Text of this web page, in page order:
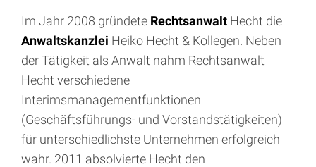
Im Jahr 2008 gründete Rechtsanwalt Hecht die
Anwaltskanzlei Heiko Hecht & Kollegen. Neben
der Tätigkeit als Anwalt nahm Rechtsanwalt
Hecht verschiedene
Interimsmanagementfunktionen
(Geschäftsführungs- und Vorstandstätigkeiten)
für unterschiedlichste Unternehmen erfolgreich
wahr. 2011 absolvierte Hecht den